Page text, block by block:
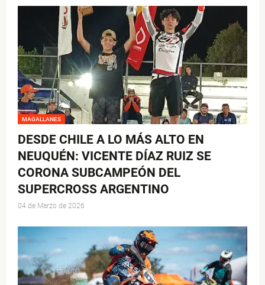
MAGALLANES
DESDE CHILE A LO MÁS ALTO EN
NEUQUÉN: VICENTE DÍAZ RUIZ SE
CORONA SUBCAMPEÓN DEL
SUPERCROSS ARGENTINO
04 de Marzo de 2026